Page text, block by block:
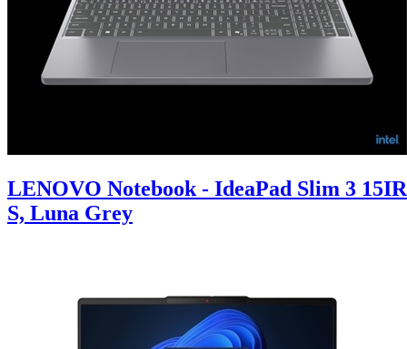
LENOVO Notebook - IdeaPad Slim 3
S, Luna Grey